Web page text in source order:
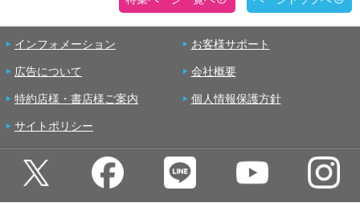
インフォメーション お客様サポート
広告について 会社概要
特約店様・書店様ご案内 個人情報保護方針
サイトポリシー